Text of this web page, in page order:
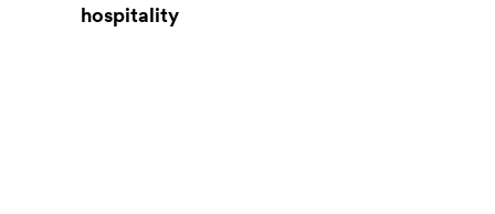
hospitality